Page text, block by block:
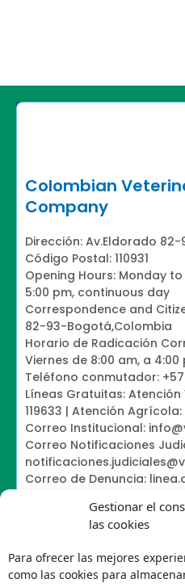
Gestionar el
las cookies
Para ofrecer las mejores
como las cookies para
Colombian
Company
Dirección: Av.Eldorado
Código Postal: 110931
Opening Hours: Monday
5:00 pm, continuous day
Correspondence and
82-93-Bogotá,Colombia
Horario de Radicación
Viernes de 8:00 am, a
Teléfono conmutador: +57
Líneas Gratuitas: Atención
119633 | Atención Agrícola:
Correo Institucional:
Correo Notificaciones
Correo de Denuncia:
Política de Términos y
Política de Tratamiento de
S.A